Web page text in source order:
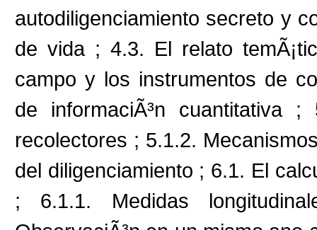
autodiligenciamiento secreto y
de vida ; 4.3. El relato
campo y los instrumentos de
de informaciÃ³n cuantitativa
recolectores ; 5.1.2.
del diligenciamiento ; 6.1. El
; 6.1.1. Medidas